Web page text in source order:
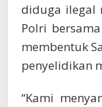
diduga ilegal
Polri
membentuk
penyelidikan
“Kami